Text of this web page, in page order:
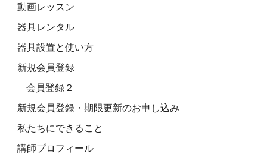
動画レッスン
器具レンタル
器具設置と使い方
新規会員登録
会員登録２
新規会員登録・期限更新のお申し込み
私たちにできること
講師プロフィール